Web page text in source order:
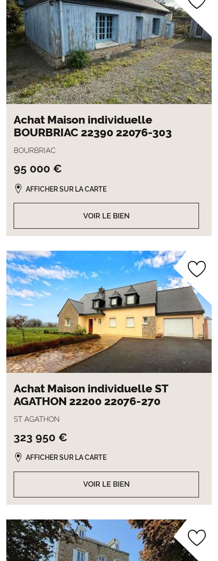
Achat Maison individuelle
BOURBRIAC 22390 22076-303
BOURBRIAC
95 000 €
VOIR LE BIEN
AFFICHER SUR LA CARTE
Achat Maison individuelle ST
AGATHON 22200 22076-270
ST AGATHON
323 950 €
VOIR LE BIEN
AFFICHER SUR LA CARTE